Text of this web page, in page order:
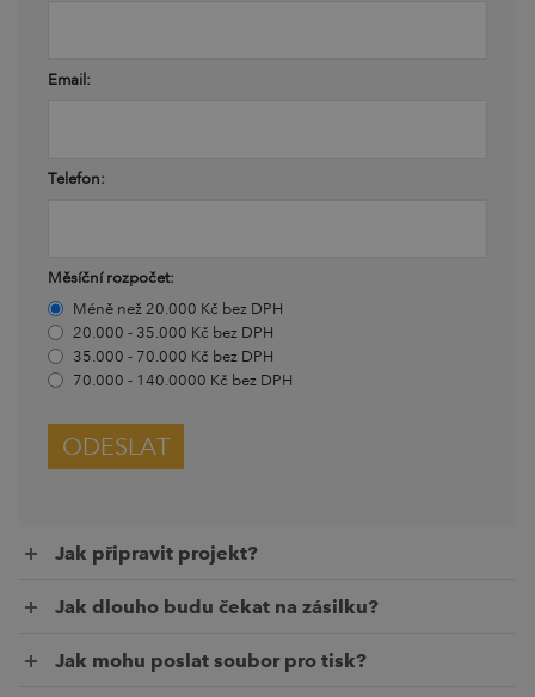
Email:
Telefon:
Měsíční rozpočet:
Méně než 20.000 Kč bez DPH
20.000 - 35.000 Kč bez DPH
35.000 - 70.000 Kč bez DPH
70.000 - 140.0000 Kč bez DPH
ODESLAT
Jak připravit projekt?
Jak dlouho budu čekat na zásilku?
Jak mohu poslat soubor pro tisk?